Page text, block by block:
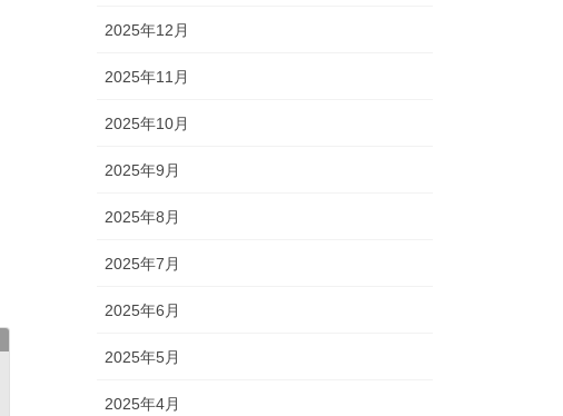
2025年12月
2025年11月
2025年10月
2025年9月
2025年8月
2025年7月
2025年6月
2025年5月
2025年4月